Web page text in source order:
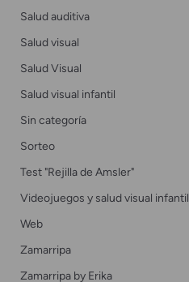
Salud auditiva
Salud visual
Salud Visual
Salud visual infantil
Sin categoría
Sorteo
Test "Rejilla de Amsler"
Videojuegos y salud visual infantil
Web
Zamarripa
Zamarripa by Erika